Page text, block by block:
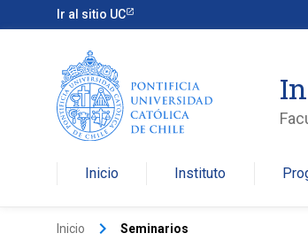
Ir al sitio UC
Inicio Instituto
Inicio keyboard_arrow_right Seminarios